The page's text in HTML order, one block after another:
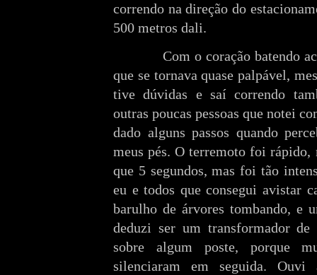
correndo na direção do
500 metros dali.
Com o coração batendo
que se tornava quase palpável,
tive dúvidas e saí correndo
outras poucas pessoas que notei
dado alguns passos quando
meus pés. O terremoto foi rápido,
que 5 segundos, mas foi tão
eu e todos que consegui avistar
barulho de árvores tombando, e
deduzi ser um transformador
sobre algum poste, porque
silenciaram em seguida. Ouvi